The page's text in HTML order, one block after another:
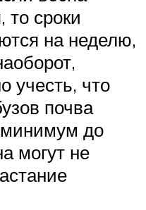
то сроки
на неделю,
учесть, что
почва
минимум до
могут не